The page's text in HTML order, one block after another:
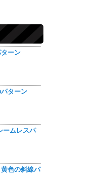
ーン
ターン
ームレスパ
色の斜線パ